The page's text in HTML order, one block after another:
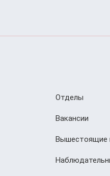
Отделы
Вакансии
Вышестоящие